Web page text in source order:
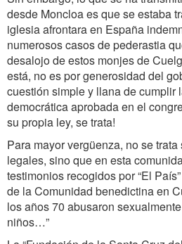
desde Moncloa es que se estaba
iglesia afrontara en España
numerosos casos de pederastia
desalojo de estos monjes de
está, no es por generosidad del
cuestión simple y llana de cumplir
democrática aprobada en el
su propia ley, se trata!
Para mayor vergüenza, no se
legales, sino que en esta
testimonios recogidos por “El
de la Comunidad benedictina en
los años 70 abusaron
niños…”